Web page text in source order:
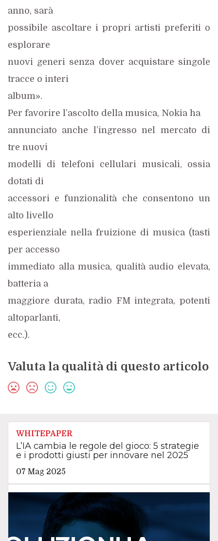
anno, sarà
possibile ascoltare i propri artisti preferiti o
esplorare
nuovi generi senza dover acquistare singole
tracce o interi
album».
Per favorire l’ascolto della musica, Nokia ha
annunciato anche l’ingresso nel mercato di
tre nuovi
modelli di telefoni cellulari musicali, ossia
dotati di
accessori e funzionalità che consentono un
alto livello
esperienziale nella fruizione di musica (tasti
per accesso
immediato alla musica, qualità audio elevata,
batteria a
maggiore durata, radio FM integrata, potenti
altoparlanti,
ecc.).
Valuta la qualità di questo articolo
WHITEPAPER
L’IA cambia le regole del gioco: 5 strategie
e i prodotti giusti per innovare nel 2025
07 Mag 2025